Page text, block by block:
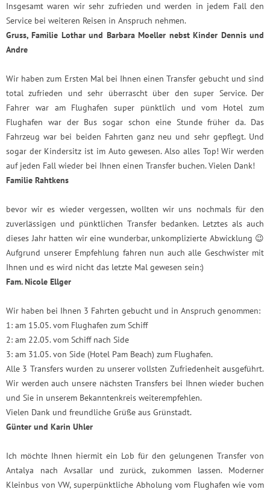
Insgesamt waren wir sehr zufrieden und werden in jedem Fall den
Service bei weiteren Reisen in Anspruch nehmen.
Gruss, Familie Lothar und Barbara Moeller nebst Kinder Dennis und
Andre
Wir haben zum Ersten Mal bei Ihnen einen Transfer gebucht und sind
total zufrieden und sehr überrascht über den super Service. Der
Fahrer war am Flughafen super pünktlich und vom Hotel zum
Flughafen war der Bus sogar schon eine Stunde früher da. Das
Fahrzeug war bei beiden Fahrten ganz neu und sehr gepflegt. Und
sogar der Kindersitz ist im Auto gewesen. Also alles Top! Wir werden
auf jeden Fall wieder bei Ihnen einen Transfer buchen. Vielen Dank!
Familie Rahtkens
bevor wir es wieder vergessen, wollten wir uns nochmals für den
zuverlässigen und pünktlichen Transfer bedanken. Letztes als auch
dieses Jahr hatten wir eine wunderbar, unkomplizierte Abwicklung 😉
Aufgrund unserer Empfehlung fahren nun auch alle Geschwister mit
Ihnen und es wird nicht das letzte Mal gewesen sein:)
Fam. Nicole Ellger
Wir haben bei Ihnen 3 Fahrten gebucht und in Anspruch genommen:
1: am 15.05. vom Flughafen zum Schiff
2: am 22.05. vom Schiff nach Side
3: am 31.05. von Side (Hotel Pam Beach) zum Flughafen.
Alle 3 Transfers wurden zu unserer vollsten Zufriedenheit ausgeführt.
Wir werden auch unsere nächsten Transfers bei Ihnen wieder buchen
und Sie in unserem Bekanntenkreis weiterempfehlen.
Vielen Dank und freundliche Grüße aus Grünstadt.
Günter und Karin Uhler
Ich möchte Ihnen hiermit ein Lob für den gelungenen Transfer von
Antalya nach Avsallar und zurück, zukommen lassen. Moderner
Kleinbus von VW, superpünktliche Abholung vom Flughafen wie vom